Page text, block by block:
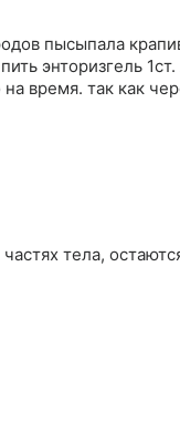
пысыпала
разводить на стакан
время. так как
тела,